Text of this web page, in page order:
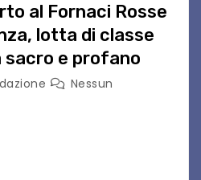
al Fornaci Rosse
lotta di classe
e profano
Nessun